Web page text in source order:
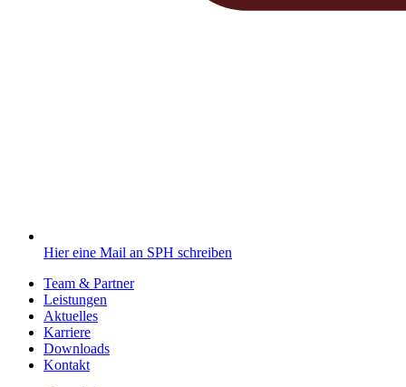
Hier eine Mail an SPH schreiben
Team & Partner
Leistungen
Aktuelles
Karriere
Downloads
Kontakt